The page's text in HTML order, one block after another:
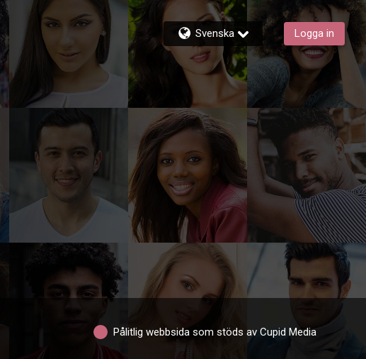
Svenska Logga in
Pålitlig webbsida som stöds av Cupid Media